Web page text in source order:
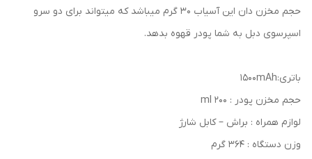
حجم مخزن دان این آسیاب 30 گرم میباشد که میتواند برای دو سرو
اسپرسوی دبل به شما پودر قهوه بدهد.
باتری:1500mAh
حجم مخزن پودر : 200 ml
لوازم همراه : براش – کابل شارژ
وزن دستگاه : 364 گرم